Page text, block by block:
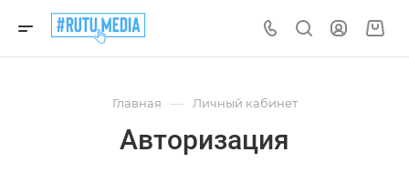
Главная — Личный кабинет
Авторизация